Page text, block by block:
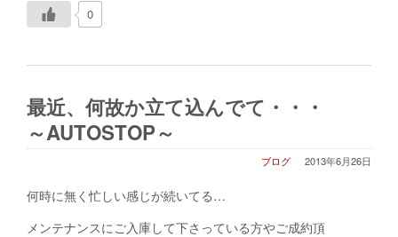
0
最近、何故か立て込んでて・・・
～AUTOSTOP～
2013年6月26日
ブログ
何時に無く忙しい感じが続いてる…
メンテナンスにご入庫して下さっている方やご成約頂